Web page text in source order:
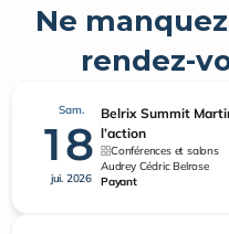
Ne
rendez-
Sam.
18
jui. 2026
Belrix Summit
l’action
Conférences et salons
Audrey Cédric Belrose
Payant